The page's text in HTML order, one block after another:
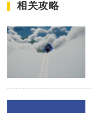
相关攻略